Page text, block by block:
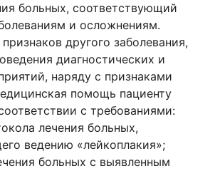
больных, соответствующий
и осложнениям.
другого заболевания,
диагностических и
наряду с признаками
помощь пациенту
с требованиями:
лечения больных,
ведению «лейкоплакия»;
больных с выявленным